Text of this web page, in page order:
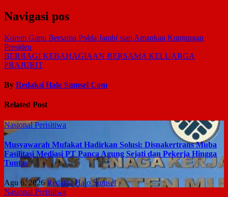
Navigasi pos
Korem Gapu Bersama Polda Jambi siap Amankan Kunjungan
Presiden
BERBAGI KEBAHAGIAAN BERSAMA KELUARGA
PRAJURIT
By Redaksi Halo Sumsel Com
Related Post
NasionalPerisitiwa
Musyawarah Mufakat Hadirkan Solusi: Disnakertrans Muba
Fasilitasi Mediasi PT Panca Agung Sejati dan Pekerja Hingga
Tuntas
Agu 6, 2026 Redaksi Halo Sumsel
Nasional Perisitiwa